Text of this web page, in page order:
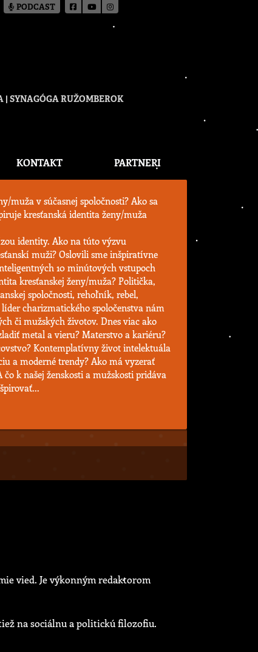
SYNAGÓGA RUŽOMBEROK
KONTAKT PARTNERI
muža v súčasnej spoločnosti? Ako sa
kresťanská identita ženy/muža
identity. Ako na túto výzvu
muži? Oslovili sme inšpiratívne
10 minútových vstupoch
kresťanskej ženy/muža? Politička,
spoločnosti, rehoľník, rebel,
charizmatického spoločenstva nám
či mužských životov. Dnes viac ako
metal a vieru? Materstvo a kariéru?
Kontemplatívny život intelektuála
a moderné trendy? Ako má vyzerať
k našej ženskosti a mužskosti pridáva
vied. Je výkonným redaktorom
na sociálnu a politickú filozofiu.
PODCAST